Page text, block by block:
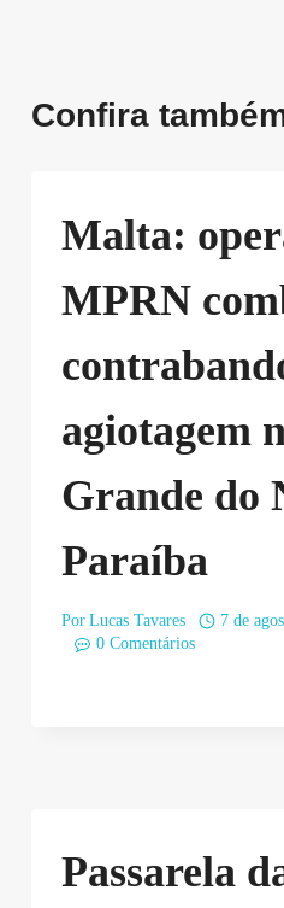
Confira
Malta:
MPRN
agiotagem
Grande do
Paraíba
Por Lucas Tavares
7 de
0 Comentários
Passarela